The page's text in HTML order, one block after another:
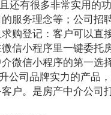
还有很多非常实用的
服务理念等；公司招
购登记：客户可以直
信小程序里一键委托
微信小程序的第一选择
公司品牌实力的产品
户。是房产中介公司